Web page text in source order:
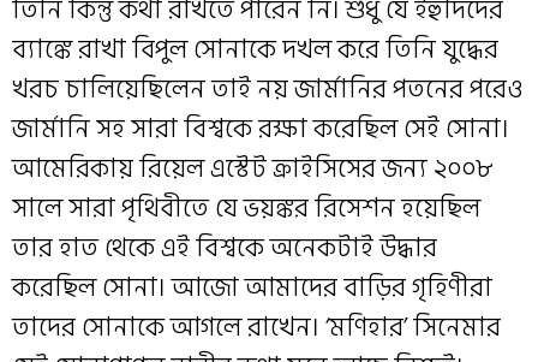
তিনি কিন্তু কথা রাখতে পারেন নি। শুধু যে ইহুদিদের
ব্যাঙ্কে রাখা বিপুল সোনাকে দখল করে তিনি যুদ্ধের
খরচ চালিয়েছিলেন তাই নয় জার্মানির পতনের পরেও
জার্মানি সহ সারা বিশ্বকে রক্ষা করেছিল সেই সোনা।
আমেরিকায় রিয়েল এস্টেট ক্রাইসিসের জন্য ২০০৮
সালে সারা পৃথিবীতে যে ভয়ঙ্কর রিসেশন হয়েছিল
তার হাত থেকে এই বিশ্বকে অনেকটাই উদ্ধার
করেছিল সোনা। আজো আমাদের বাড়ির গৃহিণীরা
তাদের সোনাকে আগলে রাখেন। ‘মণিহার’ সিনেমার